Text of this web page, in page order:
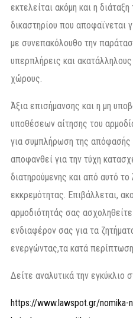
εκτελείται ακόμη και η
δικαστηρίου που αποφαϊνεται
με συνεπακόλουθο την
υπερπλήρεις και
χώρους.
Άξια επισήμανσης και η μη
υποθέσεων αίτησης του
για συμπλήρωση της απόφασής
αποφανθεί για την τύχη
διατηρούμενης και από αυτό το
εκκρεμότητας. Επιβάλλεται,
αρμοδιότητάς σας
ενδιαφέρον σας για τα
ενεργώντας,τα κατά περίπτωση
Δείτε αναλυτικά την εγκύκλιο
https://www.lawspot.gr/nomika-